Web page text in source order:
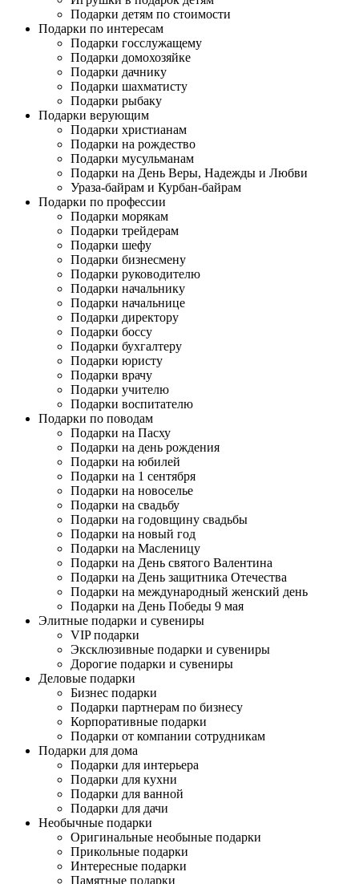
Подарки детям по стоимости
Подарки по интересам
Подарки госслужащему
Подарки домохозяйке
Подарки дачнику
Подарки шахматисту
Подарки рыбаку
Подарки верующим
Подарки христианам
Подарки на рождество
Подарки мусульманам
Подарки на День Веры, Надежды и Любви
Ураза-байрам и Курбан-байрам
Подарки по профессии
Подарки морякам
Подарки трейдерам
Подарки шефу
Подарки бизнесмену
Подарки руководителю
Подарки начальнику
Подарки начальнице
Подарки директору
Подарки боссу
Подарки бухгалтеру
Подарки юристу
Подарки врачу
Подарки учителю
Подарки воспитателю
Подарки по поводам
Подарки на Пасху
Подарки на день рождения
Подарки на юбилей
Подарки на 1 сентября
Подарки на новоселье
Подарки на свадьбу
Подарки на годовщину свадьбы
Подарки на новый год
Подарки на Масленицу
Подарки на День святого Валентина
Подарки на День защитника Отечества
Подарки на международный женский день
Подарки на День Победы 9 мая
Элитные подарки и сувениры
VIP подарки
Эксклюзивные подарки и сувениры
Дорогие подарки и сувениры
Деловые подарки
Бизнес подарки
Подарки партнерам по бизнесу
Корпоративные подарки
Подарки от компании сотрудникам
Подарки для дома
Подарки для интерьера
Подарки для кухни
Подарки для ванной
Подарки для дачи
Необычные подарки
Оригинальные необыные подарки
Прикольные подарки
Интересные подарки
Памятные подарки